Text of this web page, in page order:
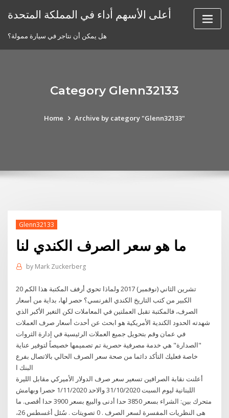
أعلى الأسهم أداء في المملكة المتحدة
هل يمكن أن نتاجر في سيارة ممولة؟
Category Glenn32133
Home Archive by category "Glenn32133"
Glenn32133
ما هو سعر الصرف الكندي لنا
by Mark Zuckerberg
20 تشرين الثاني (نوفمبر) 2017 ولماذا تحوي أرفف المكتبة هذا الكم
الكبير من كتب التاريخ الكندي الفرنسي؟ حصر لها، بداية من أسعار
الصرف، فالمكتبة تقبل العملتين في المعاملات لكن التغير الأكبر الذي
شهدته الحدود الكندية الأمريكية هو ابحث عن أحدث أسعار صرف العملات
في عمان وقم بتحويل جميع العملات الرئيسية في إدارة الثروات
"الصدارة" هي خدمة مصرفية حصرية تم تصميمها خصيصاً لتوفير عناية
خاصة فعليك التأكد دائما من صحة سعر الصرف الحالي بالاتصال بفرع
البنك ا
أعلنت نقابة الصرافين تسعير سعر صرف الدولار الأميركي مقابل الليرة
اللبنانية ليوم السبت 31/10/2020 والاحد 1/11/2020 حصرا وبهامش
متحرك بين: الشراء بسعر 3850 حدا أدنى والبيع بسعر 3900 حدا أقصى. ما
هى النظريات المفسرة لسعر الصرف . 0 تصويتات . سُئل أغسطس 26،